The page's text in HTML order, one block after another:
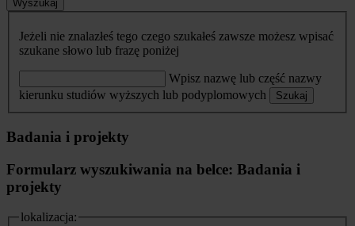
Wyszukaj
Jeżeli nie znalazłeś tego czego szukałeś zawsze możesz wpisać
szukane słowo lub frazę poniżej
Wpisz nazwę lub część nazwy
kierunku studiów wyższych lub podyplomowych
Szukaj
Badania i projekty
Formularz wyszukiwania na belce: Badania i
projekty
lokalizacja: